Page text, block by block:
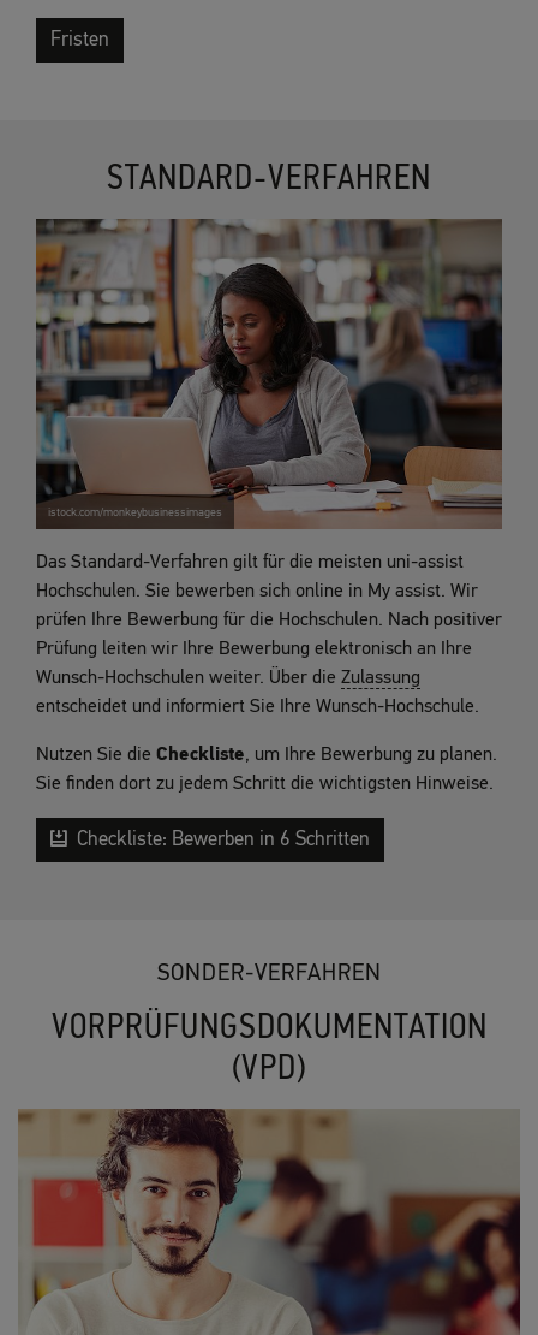
Fristen
STANDARD-VERFAHREN
istock.com/monkeybusinessimages
Das Standard-Verfahren gilt für die meisten uni-assist
Hochschulen. Sie bewerben sich online in My assist. Wir
prüfen Ihre Bewerbung für die Hochschulen. Nach positiver
Prüfung leiten wir Ihre Bewerbung elektronisch an Ihre
Wunsch-Hochschulen weiter. Über die Zulassung
entscheidet und informiert Sie Ihre Wunsch-Hochschule.
Nutzen Sie die Checkliste, um Ihre Bewerbung zu planen.
Sie finden dort zu jedem Schritt die wichtigsten Hinweise.
Checkliste: Bewerben in 6 Schritten
SONDER-VERFAHREN
VORPRÜFUNGSDOKUMENTATION
(VPD)